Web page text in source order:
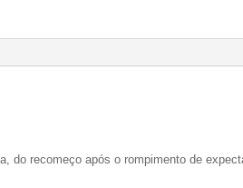
do recomeço após o rompimento de